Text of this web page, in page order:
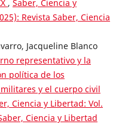
, Saber, Ciencia y
Revista Saber, Ciencia
Jacqueline Blanco
representativo y la
política de los
y el cuerpo civil
Ciencia y Libertad: Vol.
Ciencia y Libertad